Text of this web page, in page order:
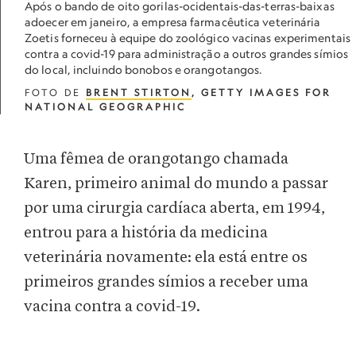
Após o bando de oito gorilas-ocidentais-das-terras-baixas
adoecer em janeiro, a empresa farmacêutica veterinária
Zoetis forneceu à equipe do zoológico vacinas experimentais
contra a covid-19 para administração a outros grandes símios
do local, incluindo bonobos e orangotangos.
FOTO DE BRENT STIRTON , GETTY IMAGES FOR
NATIONAL GEOGRAPHIC
Uma fêmea de orangotango chamada
Karen, primeiro animal do mundo a passar
por uma cirurgia cardíaca aberta, em 1994,
entrou para a história da medicina
veterinária novamente: ela está entre os
primeiros grandes símios a receber uma
vacina contra a covid-19.